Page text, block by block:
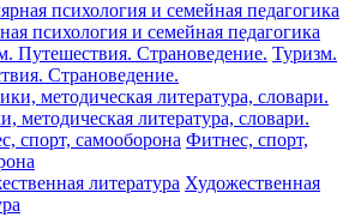
психология и семейная педагогика
Туризм.
Страноведение.
методическая литература, словари.
Фитнес, спорт,
Художественная